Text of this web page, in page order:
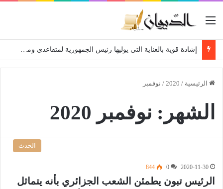
القائمة
إشادة قوية بالعناية التي يوليها رئيس الجمهورية لمتقاعدي ومعطوبي وكبار جرحى الجيش الوطني الشعبي
الرئيسية /
2020
/ نوفمبر
الشهر: نوفمبر 2020
الحدث
2020-11-30
0
844
الرئيس تبون يطمئن الشعب الجزائري بأنه يتماثل